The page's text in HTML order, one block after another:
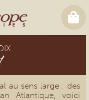
au sens large : des
Atlantique, voici